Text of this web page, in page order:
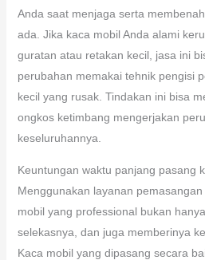
Anda saat menjaga serta
ada. Jika kaca mobil Anda alami
guratan atau retakan kecil, jasa ini
perubahan memakai tehnik pengisi
kecil yang rusak. Tindakan ini bisa
ongkos ketimbang mengerjakan
keseluruhannya.
Keuntungan waktu panjang pasang
Menggunakan layanan
mobil yang professional bukan
selekasnya, dan juga memberinya
Kaca mobil yang dipasang secara